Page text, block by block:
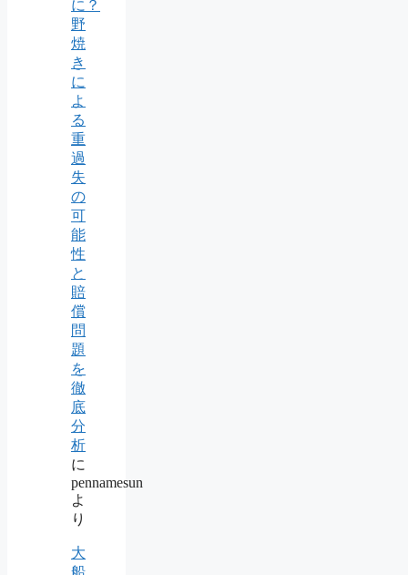
に？
野
焼
き
に
よ
る
重
過
失
の
可
能
性
と
賠
償
問
題
を
徹
底
分
析
に
pennamesun
よ
り
大
船